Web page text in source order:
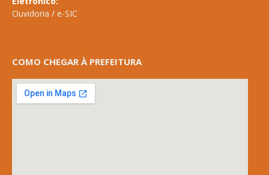
Ouvidoria / e-SIC
COMO CHEGAR À PREFEITURA